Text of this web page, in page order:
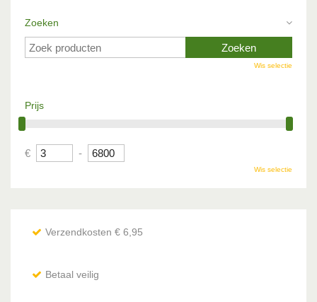
Zoeken
Wis selectie
Prijs
€ -
Wis selectie
Verzendkosten € 6,95
Betaal veilig